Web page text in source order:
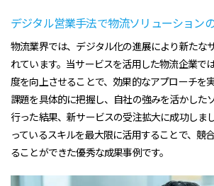
デジタル営業手法で物流ソリューション
物流業界では、デジタル化の進展により新たな
れています。当サービスを活用した物流企業で
度を向上させることで、効果的なアプローチを
課題を具体的に把握し、自社の強みを活かした
行った結果、新サービスの受注拡大に成功しま
っているスキルを最大限に活用することで、競
ることができた優秀な成果事例です。